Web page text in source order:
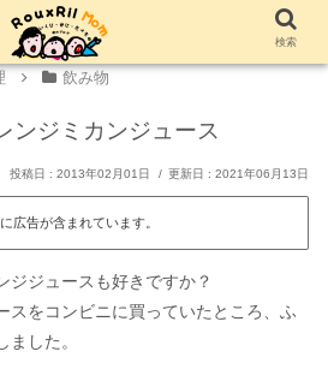
飲み物
ンジミカンジュース
2013年02月01日 2021年06月13日
広告が含まれています。
ジジュースも好きですか？
スをコンビニに買っていたところ、ふ
した。
検索